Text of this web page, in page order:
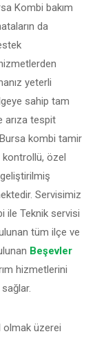
Kombi bakım
da
yeterli
sahip tam
arıza tespit
kombi tamir
kontrollü, özel
Servisimiz
ile Teknik servisi
tüm ilçe ve
Beşevler
hizmetlerini
olmak üzerei